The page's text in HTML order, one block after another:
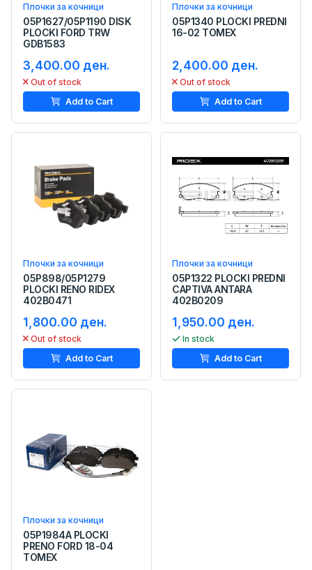
Плочки за кочници
05P1627/05P1190 DISK
PLOCKI FORD TRW
GDB1583
3,400.00 ден.
Out of stock
Add to Cart
Плочки за кочници
05P1340 PLOCKI PREDNI
16-02 TOMEX
2,400.00 ден.
Out of stock
Add to Cart
Плочки за кочници
05P898/05P1279
PLOCKI RENO RIDEX
402B0471
1,800.00 ден.
Out of stock
Add to Cart
Плочки за кочници
05P1322 PLOCKI PREDNI
CAPTIVA ANTARA
402B0209
1,950.00 ден.
In stock
Add to Cart
Плочки за кочници
05P1984A PLOCKI
PRENO FORD 18-04
TOMEX